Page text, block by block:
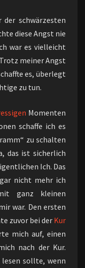
der schwärzesten
diese Angst nie
war es vielleicht
meiner Angst
es, überlegt
zu tun.
Momenten
schaffe ich es
zu schalten
das ist sicherlich
Ich. Das
nicht mehr ich
ganz kleinen
war. Den ersten
zuvor bei der Kur
mich auf, einen
nach der Kur.
sollte, wenn